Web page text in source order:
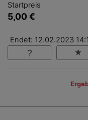
Startpreis
5,00 €
Endet: 12.02.2023